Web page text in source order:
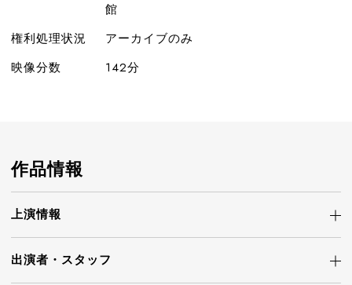
館
権利処理状況
アーカイブのみ
映像分数
142分
作品情報
上演情報
出演者・ スタッフ